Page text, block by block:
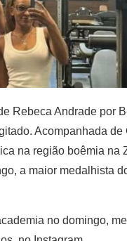
Rebeca Andrade por
Acompanhada
na região boêmia na
a maior medalhista
no domingo,